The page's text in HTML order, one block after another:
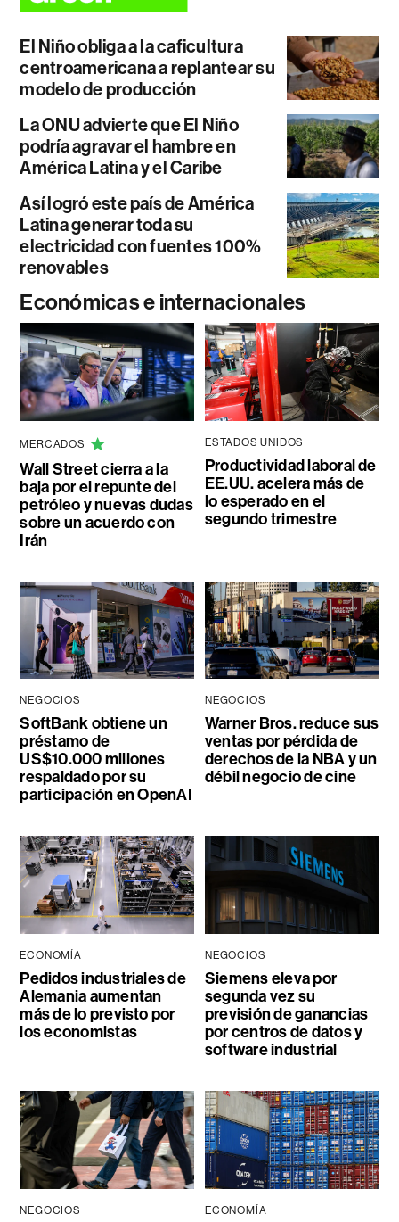
El Niño obliga a la caficultura
centroamericana a replantear su
modelo de producción
La ONU advierte que El Niño
podría agravar el hambre en
América Latina y el Caribe
Así logró este país de América
Latina generar toda su
electricidad con fuentes 100%
renovables
Económicas e internacionales
MERCADOS
Wall Street cierra a la
baja por el repunte del
petróleo y nuevas dudas
sobre un acuerdo con
Irán
ESTADOS UNIDOS
Productividad laboral de
EE.UU. acelera más de
lo esperado en el
segundo trimestre
NEGOCIOS
SoftBank obtiene un
préstamo de
US$10.000 millones
respaldado por su
participación en OpenAI
NEGOCIOS
Warner Bros. reduce sus
ventas por pérdida de
derechos de la NBA y un
débil negocio de cine
ECONOMÍA
Pedidos industriales de
Alemania aumentan
más de lo previsto por
los economistas
NEGOCIOS
Siemens eleva por
segunda vez su
previsión de ganancias
por centros de datos y
software industrial
NEGOCIOS ECONOMÍA